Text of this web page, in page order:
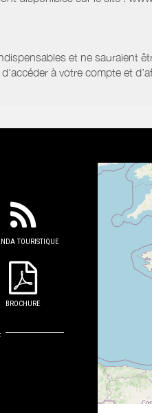
et ne sauraient
à votre compte et
TOURISTIQUE
BROCHURE